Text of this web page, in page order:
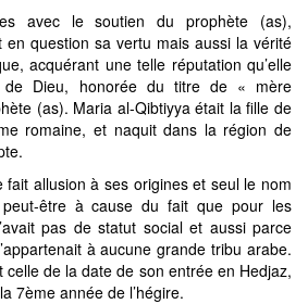
avec le soutien du prophète (as),
en question sa vertu mais aussi la vérité
acquérant une telle réputation qu’elle
de Dieu, honorée du titre de « mère
(as). Maria al-Qibtiyya était la fille de
romaine, et naquit dans la région de
fait allusion à ses origines et seul le nom
être à cause du fait que pour les
pas de statut social et aussi parce
à aucune grande tribu arabe.
de la date de son entrée en Hedjaz,
7ème année de l’hégire.